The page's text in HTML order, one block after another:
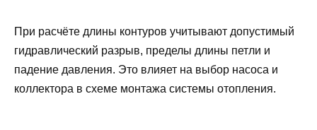
При расчёте длины контуров учитывают допустимый
гидравлический разрыв, пределы длины петли и
падение давления. Это влияет на выбор насоса и
коллектора в схеме монтажа системы отопления.